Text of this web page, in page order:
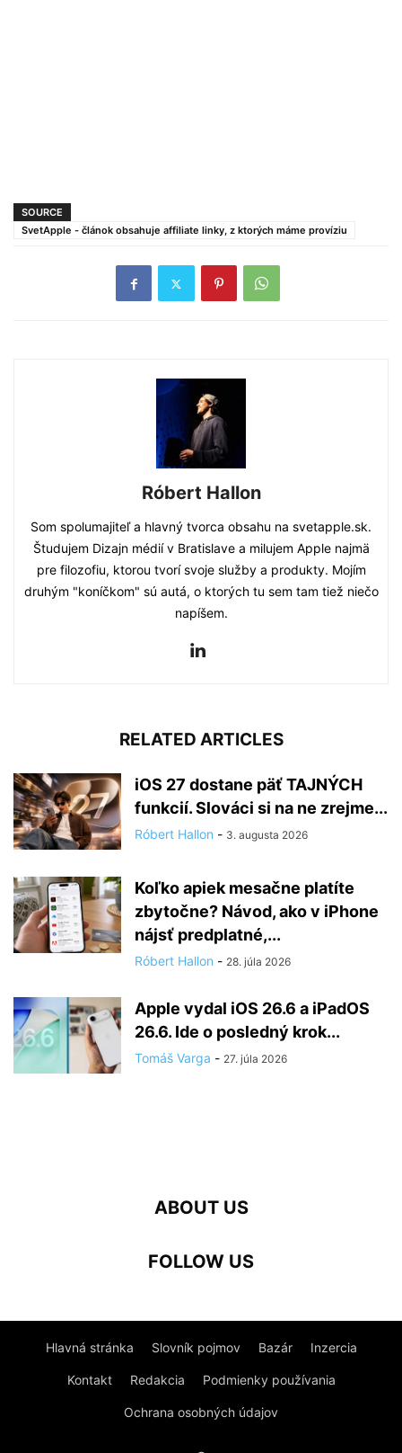
SOURCE
SvetApple - článok obsahuje affiliate linky, z ktorých máme províziu
Róbert Hallon
Som spolumajiteľ a hlavný tvorca obsahu na svetapple.sk.
Študujem Dizajn médií v Bratislave a milujem Apple najmä
pre filozofiu, ktorou tvorí svoje služby a produkty. Mojím
druhým "koníčkom" sú autá, o ktorých tu sem tam tiež niečo
napíšem.
RELATED ARTICLES
iOS 27 dostane päť TAJNÝCH
funkcií. Slováci si na ne zrejme...
Róbert Hallon - 3. augusta 2026
Koľko apiek mesačne platíte
zbytočne? Návod, ako v iPhone
nájsť predplatné,...
Róbert Hallon - 28. júla 2026
Apple vydal iOS 26.6 a iPadOS
26.6. Ide o posledný krok...
Tomáš Varga - 27. júla 2026
ABOUT US
FOLLOW US
Hlavná stránka Slovník pojmov Bazár Inzercia
Kontakt Redakcia Podmienky používania
Ochrana osobných údajov